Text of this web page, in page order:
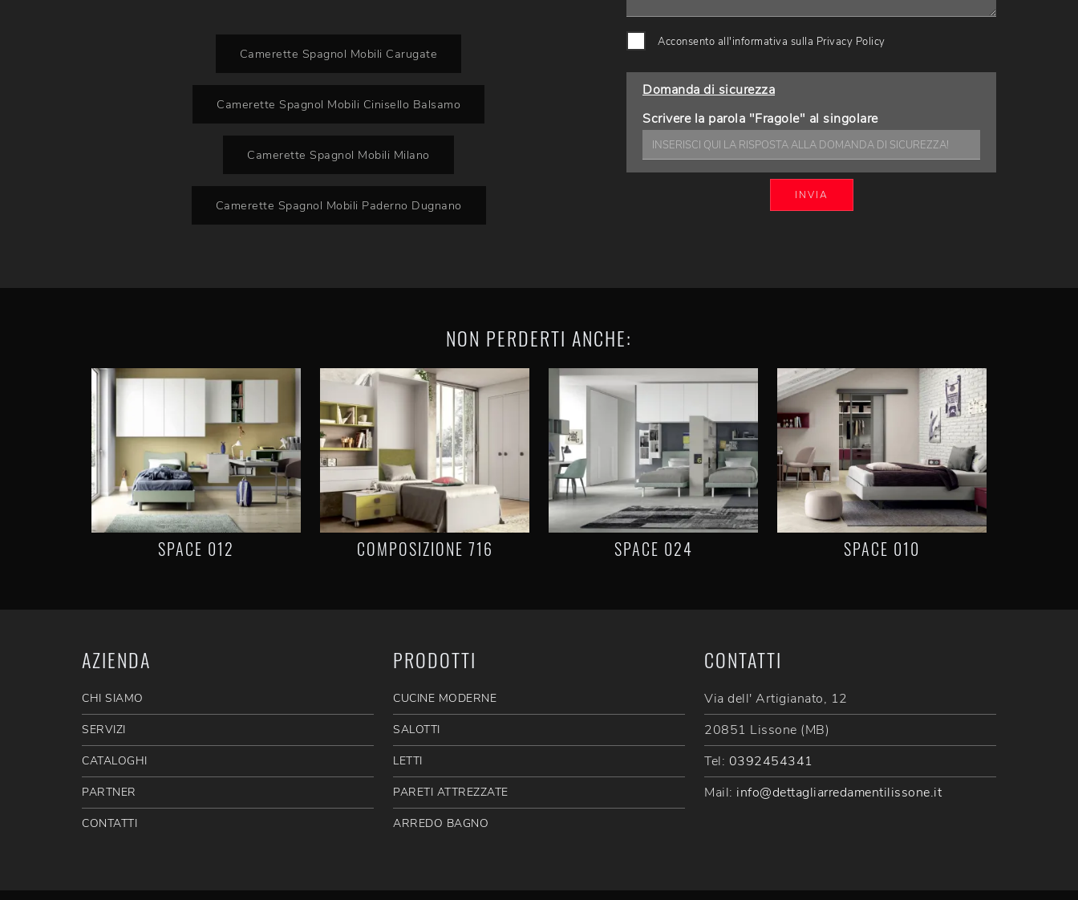
Camerette Spagnol Mobili Carugate
Camerette Spagnol Mobili Cinisello Balsamo
Camerette Spagnol Mobili Milano
Camerette Spagnol Mobili Paderno Dugnano
Acconsento all'informativa sulla Privacy Policy
Domanda di sicurezza
Scrivere la parola "Fragole" al singolare
INVIA
NON PERDERTI ANCHE:
SPACE 012 COMPOSIZIONE 716 SPACE 024 SPACE 010
AZIENDA
CHI SIAMO
SERVIZI
CATALOGHI
PARTNER
CONTATTI
PRODOTTI
CUCINE MODERNE
SALOTTI
LETTI
PARETI ATTREZZATE
ARREDO BAGNO
CONTATTI
Via dell' Artigianato, 12
20851 Lissone (MB)
Tel: 0392454341
Mail: info@dettagliarredamentilissone.it